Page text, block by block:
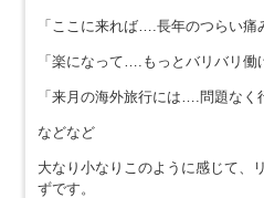
「ここに来れば….長年のつらい痛
「楽になって….もっとバリバリ働
「来月の海外旅行には….問題なく
などなど
大なり小なりこのように感じて、
ずです。